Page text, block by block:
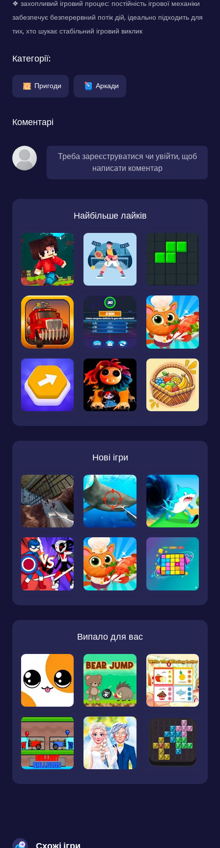
❖ захопливий ігровий процес: постійність ігрової механіки
забезпечує безперервний потік дій, ідеально підходить для
тих, хто шукає стабільний ігровий виклик
Категорії:
Пригоди Аркади
Коментарі
Треба зареєструватися чи увійти, щоб
написати коментар
Найбільше лайків
Нові ігри
Випало для вас